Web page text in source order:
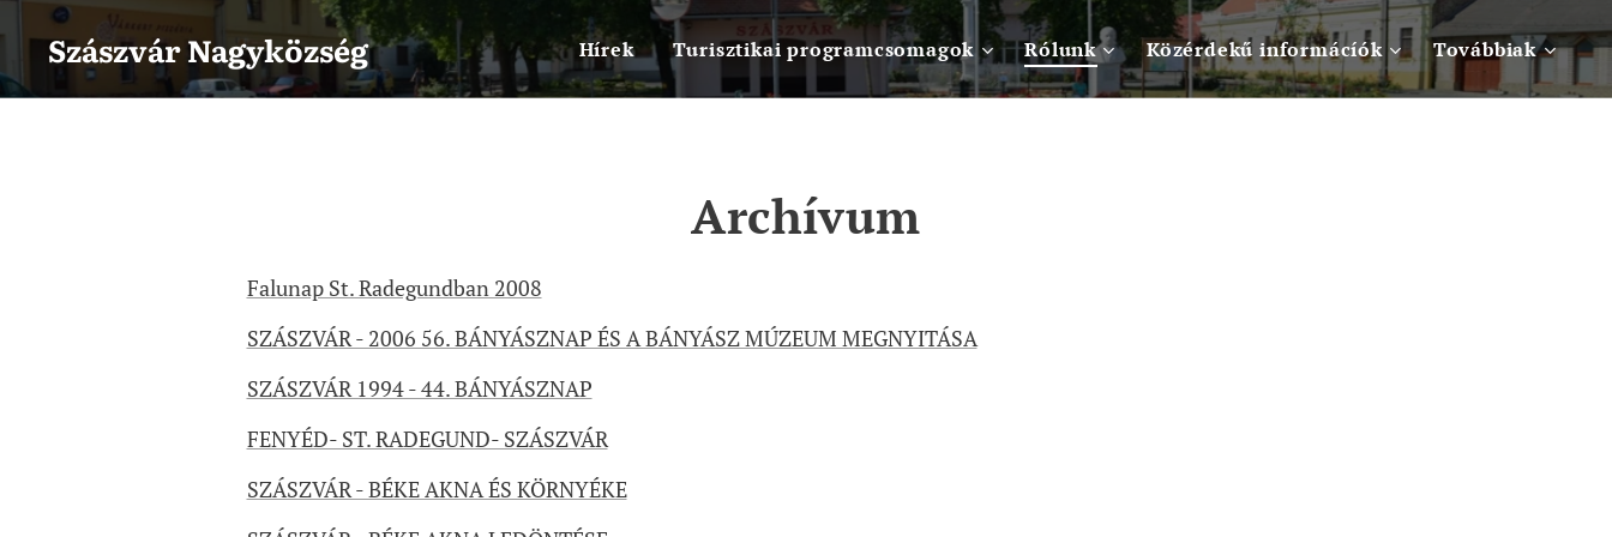
SzászvárNagyközség Hírek Turisztikai programcsomagok Rólunk Közérdekű informácíók Továbbiak
Archívum
Falunap St. Radegundban 2008
SZÁSZVÁR - 2006 56. BÁNYÁSZNAP ÉS A BÁNYÁSZ MÚZEUM MEGNYITÁSA
SZÁSZVÁR 1994 - 44. BÁNYÁSZNAP
FENYÉD- ST. RADEGUND- SZÁSZVÁR
SZÁSZVÁR - BÉKE AKNA ÉS KÖRNYÉKE